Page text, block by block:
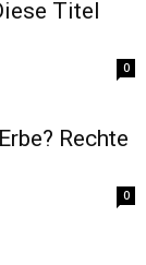
Titel
0
Rechte
0